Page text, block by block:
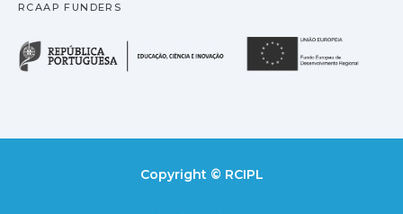
RCAAP FUNDERS
República Portuguesa
Copyright © RCIPL